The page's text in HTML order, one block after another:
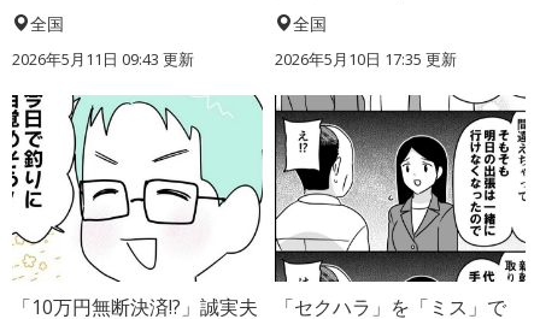
全国
2026年5月11日 09:43 更新
全国
2026年5月10日 17:35 更新
「10万円無断決済!?」誠実夫
「セクハラ」を「ミス」で